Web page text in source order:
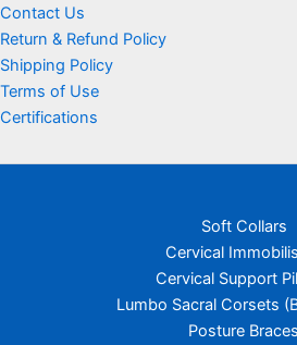
Contact Us
Return & Refund Policy
Shipping Policy
Terms of Use
Certifications
Soft Collars
Cervical
Cervical Support
Lumbo Sacral Corsets
Posture Braces